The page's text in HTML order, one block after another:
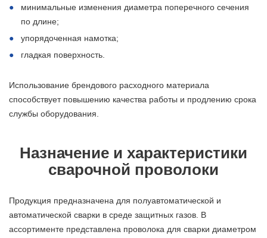
минимальные изменения диаметра поперечного сечения
по длине;
упорядоченная намотка;
гладкая поверхность.
Использование брендового расходного материала
способствует повышению качества работы и продлению срока
службы оборудования.
Назначение и характеристики
сварочной проволоки
Продукция предназначена для полуавтоматической и
автоматической сварки в среде защитных газов. В
ассортименте представлена проволока для сварки диаметром